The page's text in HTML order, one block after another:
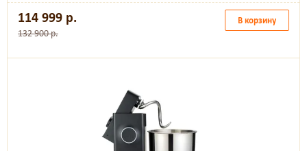
114 999 р.
132 900 р.
В корзину